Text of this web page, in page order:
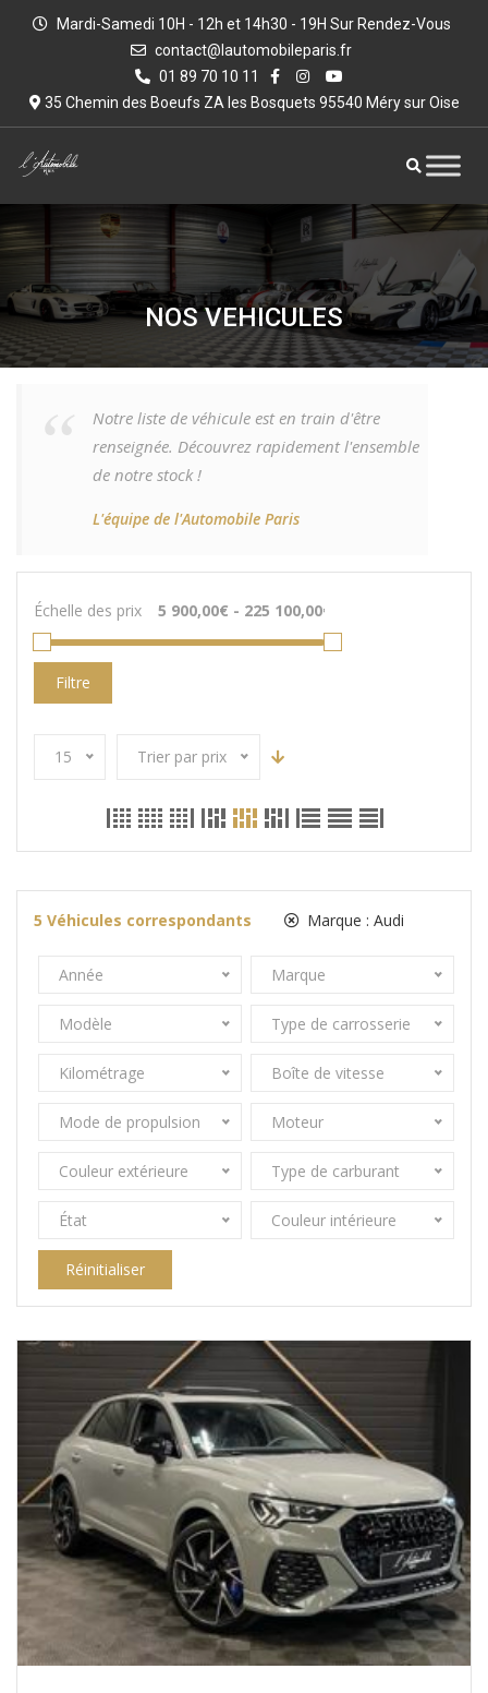
Mardi-Samedi 10H - 12h et 14h30 - 19H Sur Rendez-Vous
contact@lautomobileparis.fr
01 89 70 10 11
35 Chemin des Boeufs ZA les Bosquets 95540 Méry sur Oise
NOS VEHICULES
Notre liste de véhicule est en train d'être
renseignée. Découvrez rapidement l'ensemble
de notre stock !
L'équipe de l'Automobile Paris
Échelle des prix
Filtre
15 Trier par prix
5 Véhicules correspondants Marque : Audi
Année Marque
Modèle Type de carrosserie
Kilométrage Boîte de vitesse
Mode de propulsion Moteur
Couleur extérieure Type de carburant
État Couleur intérieure
Réinitialiser